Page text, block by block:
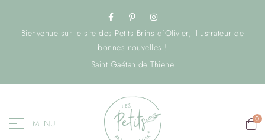
Bienvenue sur le site des Petits Brins d’Olivier, illustrateur de
bonnes nouvelles !
Saint Gaétan de Thiene
MENU 0